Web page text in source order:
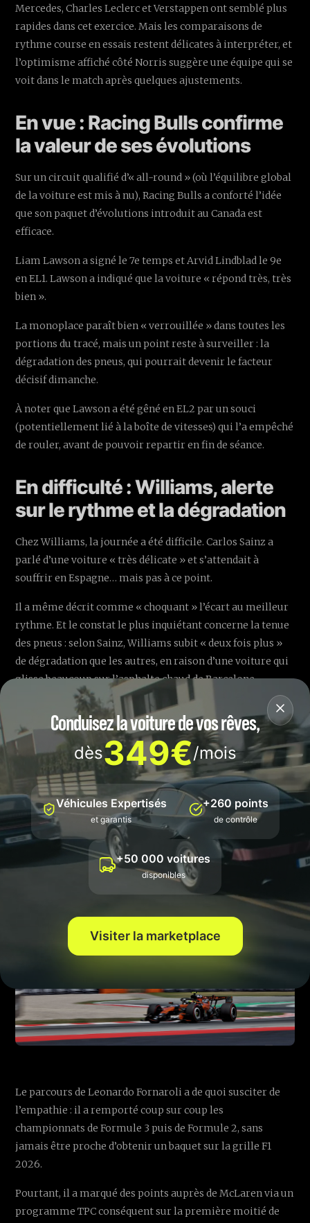
Mercedes, Charles Leclerc et Verstappen ont semblé plus
rapides dans cet exercice. Mais les comparaisons de
rythme course en essais restent délicates à interpréter, et
l’optimisme affiché côté Norris suggère une équipe qui se
voit dans le match après quelques ajustements.
En vue : Racing Bulls confirme
la valeur de ses évolutions
Sur un circuit qualifié d’« all-round » (où l’équilibre global
de la voiture est mis à nu), Racing Bulls a conforté l’idée
que son paquet d’évolutions introduit au Canada est
efficace.
Liam Lawson a signé le 7e temps et Arvid Lindblad le 9e
en EL1. Lawson a indiqué que la voiture « répond très, très
bien ».
La monoplace paraît bien « verrouillée » dans toutes les
portions du tracé, mais un point reste à surveiller : la
dégradation des pneus, qui pourrait devenir le facteur
décisif dimanche.
À noter que Lawson a été gêné en EL2 par un souci
(potentiellement lié à la boîte de vitesses) qui l’a empêché
de rouler, avant de pouvoir repartir en fin de séance.
En difficulté : Williams, alerte
sur le rythme et la dégradation
Chez Williams, la journée a été difficile. Carlos Sainz a
parlé d’une voiture « très délicate » et s’attendait à
souffrir en Espagne… mais pas à ce point.
Il a même décrit comme « choquant » l’écart au meilleur
rythme. Et le constat le plus inquiétant concerne la tenue
des pneus : selon Sainz, Williams subit « deux fois plus »
de dégradation que les autres, en raison d’une voiture qui
glisse beaucoup sur l’asphalte chaud de Barcelone.
Les ennuis de Luke Browning en EL1 n’ont fait
qu’aggraver une journée déjà compliquée pour l’équipe.
En vue : Leonardo Fornaroli,
une première sous pression
bien maîtrisée
Le parcours de Leonardo Fornaroli a de quoi susciter de
l’empathie : il a remporté coup sur coup les
championnats de Formule 3 puis de Formule 2, sans
jamais être proche d’obtenir un baquet sur la grille F1
2026.
Pourtant, il a marqué des points auprès de McLaren via un
programme TPC conséquent sur la première moitié de
Conduisez la voiture de vos rêves,
dès349€/mois
Véhicules Expertisés
et garantis
+260 points
de contrôle
+50 000 voitures
disponibles
Visiter la marketplace